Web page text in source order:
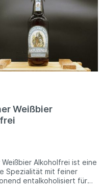
Weißbier
Weißbier Alkoholfrei ist eine
Spezialität mit feiner
entalkoholisiert für